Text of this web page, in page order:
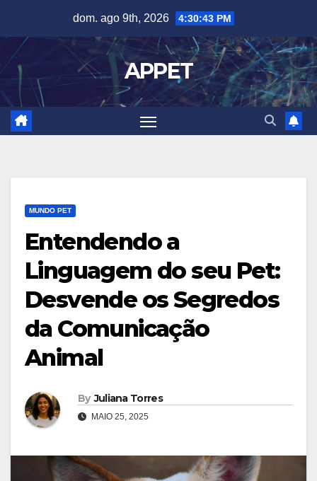
content
dom. ago 9th, 2026 4:30:44 PM
APPET
MUNDO PET
Entendendo a
Linguagem do seu Pet:
Desvende os Segredos
da Comunicação
Animal
By Juliana Torres
MAIO 25, 2025